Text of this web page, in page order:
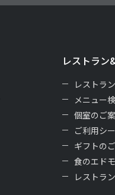
レストラン
レストラ
メニュー
個室のご
ご利用シ
ギフトの
食のエド
レストラ